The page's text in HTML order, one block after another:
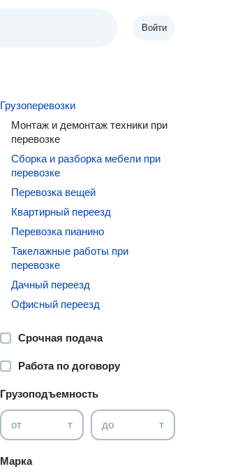
Войти
Грузоперевозки
Монтаж и демонтаж техники при
перевозке
Сборка и разборка мебели при
перевозке
Перевозка вещей
Квартирный переезд
Перевозка пианино
Такелажные работы при
перевозке
Дачный переезд
Офисный переезд
Срочная подача
Работа по договору
Грузоподъемность
от т до т
Марка